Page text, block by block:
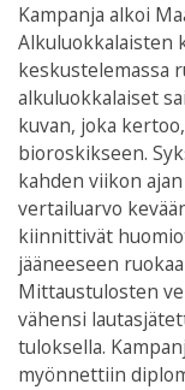
Kampanja alkoi
Alkuluokkalaisten
keskustelemassa
alkuluokkalaiset
kuvan, joka
bioroskikseen.
kahden viikon
vertailuarvo
kiinnittivät
jääneeseen
Mittaustulosten
vähensi
tuloksella.
myönnettiin